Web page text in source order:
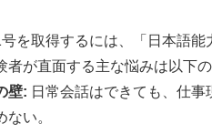
を取得するには、「日本語能
者が直面する主な悩みは以下の
壁: 日常会話はできても、仕
ない。